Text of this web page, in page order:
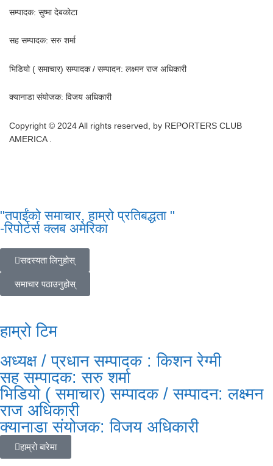
सम्पादक: सुष्मा देबकोटा
सह सम्पादक: सरु शर्मा
भिडियो ( समाचार) सम्पादक / सम्पादन: लक्ष्मन राज अधिकारी
क्यानाडा संयोजक: विजय अधिकारी
Copyright © 2024 All rights reserved, by REPORTERS CLUB
AMERICA .
"तपाईंको समाचार, हाम्रो प्रतिबद्धता "
-रिपोर्टर्स क्लब अमेरिका
सदस्यता लिनुहोस्
समाचार पठाउनुहोस्
हाम्रो टिम
अध्यक्ष / प्रधान सम्पादक : किशन रेग्मी
सह सम्पादक: सरु शर्मा
भिडियो ( समाचार) सम्पादक / सम्पादन: लक्ष्मन
राज अधिकारी
क्यानाडा संयोजक: विजय अधिकारी
हाम्रो बारेमा